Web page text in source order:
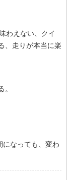
わえない、クイ
、走りが本当に楽
になっても、変わ